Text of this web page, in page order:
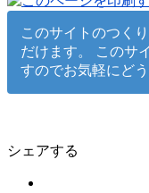
このサイトのつく
だけます。 このサ
すのでお気軽にど
シェアする